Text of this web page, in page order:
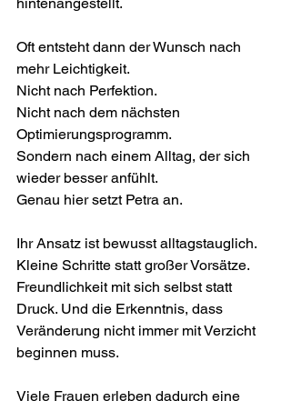
hintenangestellt.
Oft entsteht dann der Wunsch nach
mehr Leichtigkeit.
Nicht nach Perfektion.
Nicht nach dem nächsten
Optimierungsprogramm.
Sondern nach einem Alltag, der sich
wieder besser anfühlt.
Genau hier setzt Petra an.
Ihr Ansatz ist bewusst alltagstauglich.
Kleine Schritte statt großer Vorsätze.
Freundlichkeit mit sich selbst statt
Druck. Und die Erkenntnis, dass
Veränderung nicht immer mit Verzicht
beginnen muss.
Viele Frauen erleben dadurch eine